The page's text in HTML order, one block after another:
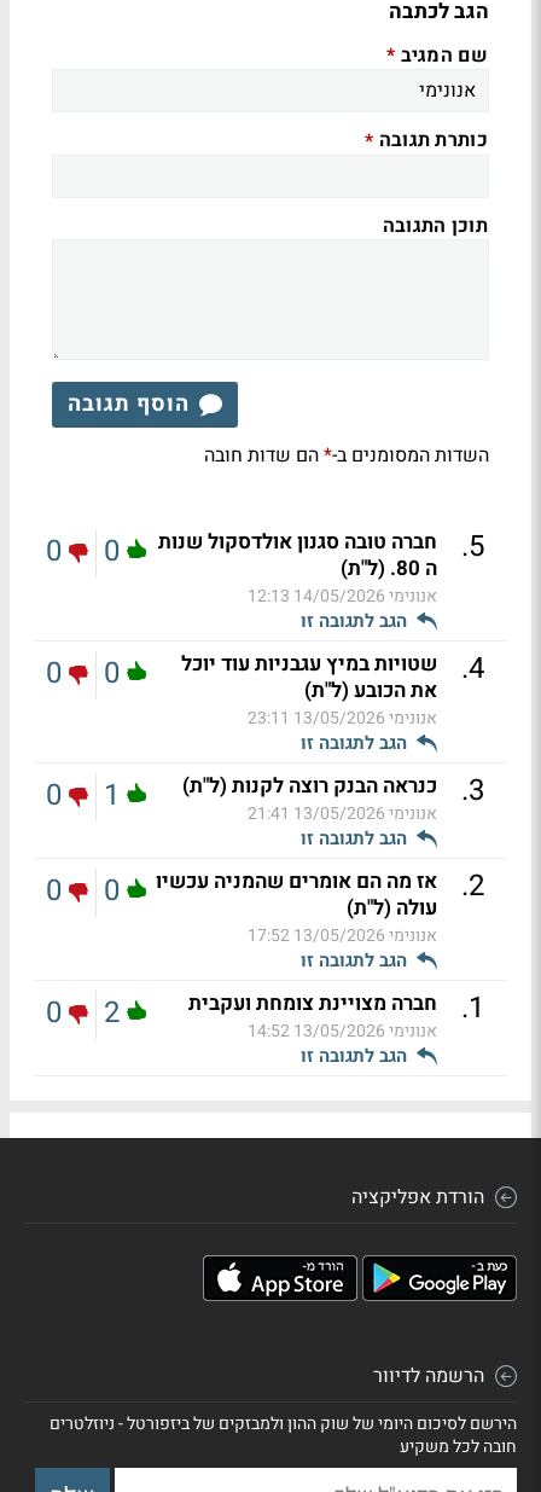
הגב לכתבה
שם המגיב *
כותרת תגובה *
תוכן התגובה
הוסף תגובה
השדות המסומנים ב-*הם שדות חובה
5
.
חברה טובה סגנון אולדסקול שנות
ה 80. (ל"ת)
אנונימי14/05/2026 12:13
הגב לתגובה זו
0
0
4
.
שטויות במיץ עגבניות עוד יוכל
את הכובע (ל"ת)
אנונימי13/05/2026 23:11
הגב לתגובה זו
0
0
3
. כנראה הבנק רוצה לקנות (ל"ת)
אנונימי13/05/2026 21:41
הגב לתגובה זו
1
0
2
.
אז מה הם אומרים שהמניה עכשיו
עולה (ל"ת)
אנונימי13/05/2026 17:52
הגב לתגובה זו
0
0
1
. חברה מצויינת צומחת ועקבית
אנונימי13/05/2026 14:52
הגב לתגובה זו
2
0
הורדת אפליקציה
הרשמה לדיוור
הירשם לסיכום היומי של שוק ההון ולמבזקים של ביזפורטל - ניוזלטרים
חובה לכל משקיע